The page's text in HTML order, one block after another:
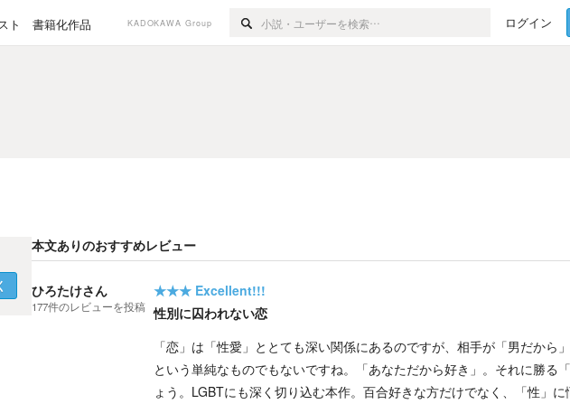
ト 書籍化作品 KADOKAWA Group ログイン
本文ありのおすすめレビュー
ひろたけさん
177件のレビューを投稿
★★★ Excellent!!!
性別に囚われない恋
「恋」は「性愛」ととても深い関係にあるのですが、相手が「男だから
という単純なものでもないですね。「あなただから好き」。それに勝る
ょう。LGBTにも深く切り込む本作。百合好きな方だけでなく、「性」